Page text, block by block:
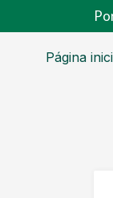
Página